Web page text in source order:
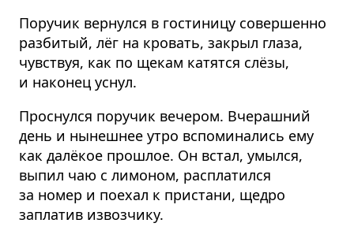
Поручик вернулся в гостиницу совершенно
разбитый, лёг на кровать, закрыл глаза,
чувствуя, как по щекам катятся слёзы,
и наконец уснул.
Проснулся поручик вечером. Вчерашний
день и нынешнее утро вспоминались ему
как далёкое прошлое. Он встал, умылся,
выпил чаю с лимоном, расплатился
за номер и поехал к пристани, щедро
заплатив извозчику.